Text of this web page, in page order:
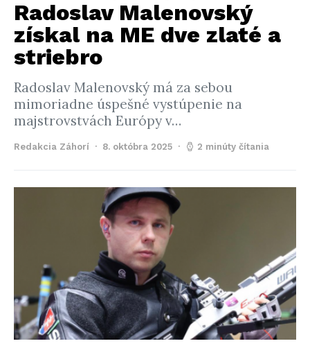
Radoslav Malenovský
získal na ME dve zlaté a
striebro
Radoslav Malenovský má za sebou
mimoriadne úspešné vystúpenie na
majstrovstvách Európy v…
Redakcia Záhorí 8. októbra 2025 2 minúty čítania